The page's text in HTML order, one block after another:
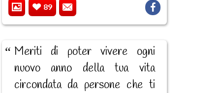
89
Meriti di poter vivere ogni
nuovo anno della tua vita
circondata da persone che ti